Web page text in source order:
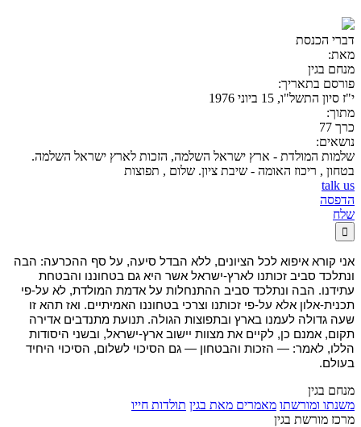
דברי הכנסת
מאת:
מנחם בגין
פורסם בתאריך:
י"ז סיון התשל"ו, 15 ביוני 1976
מתוך:
כרך 77
נושאים:
שלמות המולדת - ארץ ישראל השלמה, הזכות לארץ ישראל השלמה.
בטחון , ריכוז האומה - שיבת ציון. שלום , תפוצות
talk us
הדפסה
שלח

אני קורא איפוא לכל הציונים, ללא הבדל סיעה, על סף ההכרעה: הבה
ונתלכד סביב זכותנו לארץ-ישראל אשר היא גם בטחוננו והבטחת
עתידנו. הבה ונתלכד סביב ההתנחלות על אדמת המולדת, לא על-פי
תכנית-אלון אלא על-פי זכותנו וצרכי בטחוננו האמיתיים. ואז תהא זו
שעה גדולה לעמנו בארץ ובתפוצות הגולה. תנועת מתנדבים אדירה
תקום, אמנם כן, לקיים את מצוות יישוב ארץ-ישראל, ובשני היסודות
הללו, לאמר: — הזכות והבטחון — גם הסיכוי לשלום, הסיכוי היחיד
בעולם.
מנחם בגין
משנתו ומורשתו מאמרים מאת בגין תולדות חייו
מרכז מורשת בגין